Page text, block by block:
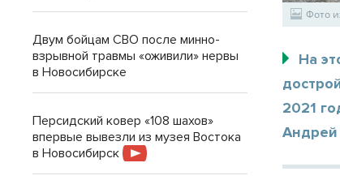
Фото
На
2021
Андрей
Двум бойцам СВО после минно-
взрывной травмы «оживили» нервы
в Новосибирске
Персидский ковер «108 шахов»
впервые вывезли из музея Востока
в Новосибирск